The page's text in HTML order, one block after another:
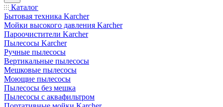
Каталог
Бытовая техника Karcher
Мойки высокого давления Karcher
Пароочистители Karcher
Пылесосы Karcher
Ручные пылесосы
Вертикальные пылесосы
Мешковые пылесосы
Моющие пылесосы
Пылесосы без мешка
Пылесосы с аквафильтром